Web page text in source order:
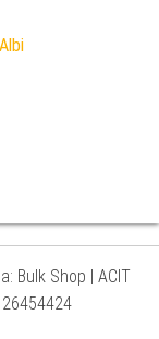
Bulk Shop
| ACIT